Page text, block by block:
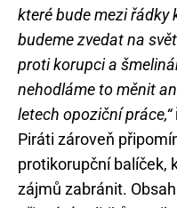
které bude mezi řádky
budeme zvedat na
proti korupci a
nehodláme to měnit
letech opoziční práce,“
Piráti zároveň
protikorupční balíček,
zájmů zabránit.